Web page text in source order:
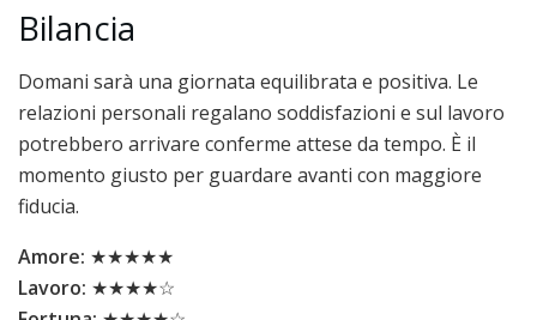
Bilancia
Domani sarà una giornata equilibrata e positiva. Le
relazioni personali regalano soddisfazioni e sul lavoro
potrebbero arrivare conferme attese da tempo. È il
momento giusto per guardare avanti con maggiore
fiducia.
Amore: ★★★★★
Lavoro: ★★★★☆